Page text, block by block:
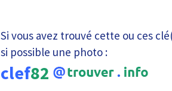
Si vous avez trouvé cette ou ces
si possible une photo :
clef82